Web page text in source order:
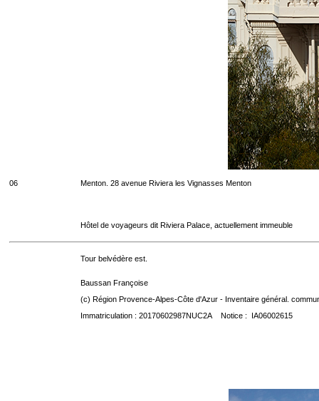
06 Menton. 28 avenue Riviera les Vignasses Menton
Hôtel de voyageurs dit Riviera Palace, actuellement immeuble
Tour belvédère est.
Baussan Françoise
(c) Région Provence-Alpes-Côte d'Azur - Inventaire général.
Immatriculation : 20170602987NUC2A Notice : IA06002615